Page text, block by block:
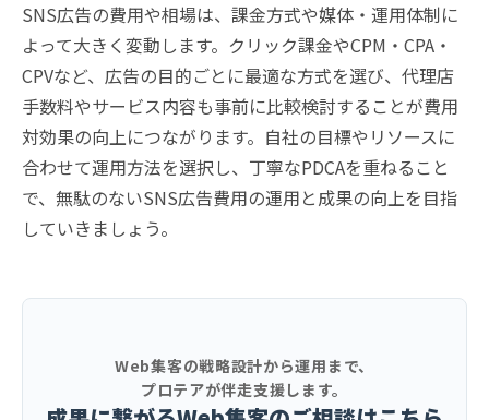
SNS広告の費用や相場は、課金方式や媒体・運用体制に
よって大きく変動します。クリック課金やCPM・CPA・
CPVなど、広告の目的ごとに最適な方式を選び、代理店
手数料やサービス内容も事前に比較検討することが費用
対効果の向上につながります。自社の目標やリソースに
合わせて運用方法を選択し、丁寧なPDCAを重ねること
で、無駄のないSNS広告費用の運用と成果の向上を目指
していきましょう。
Web集客の戦略設計から運用まで、
プロテアが伴走支援します。